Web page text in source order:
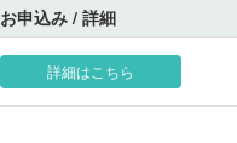
お申込み / 詳細
詳細はこちら